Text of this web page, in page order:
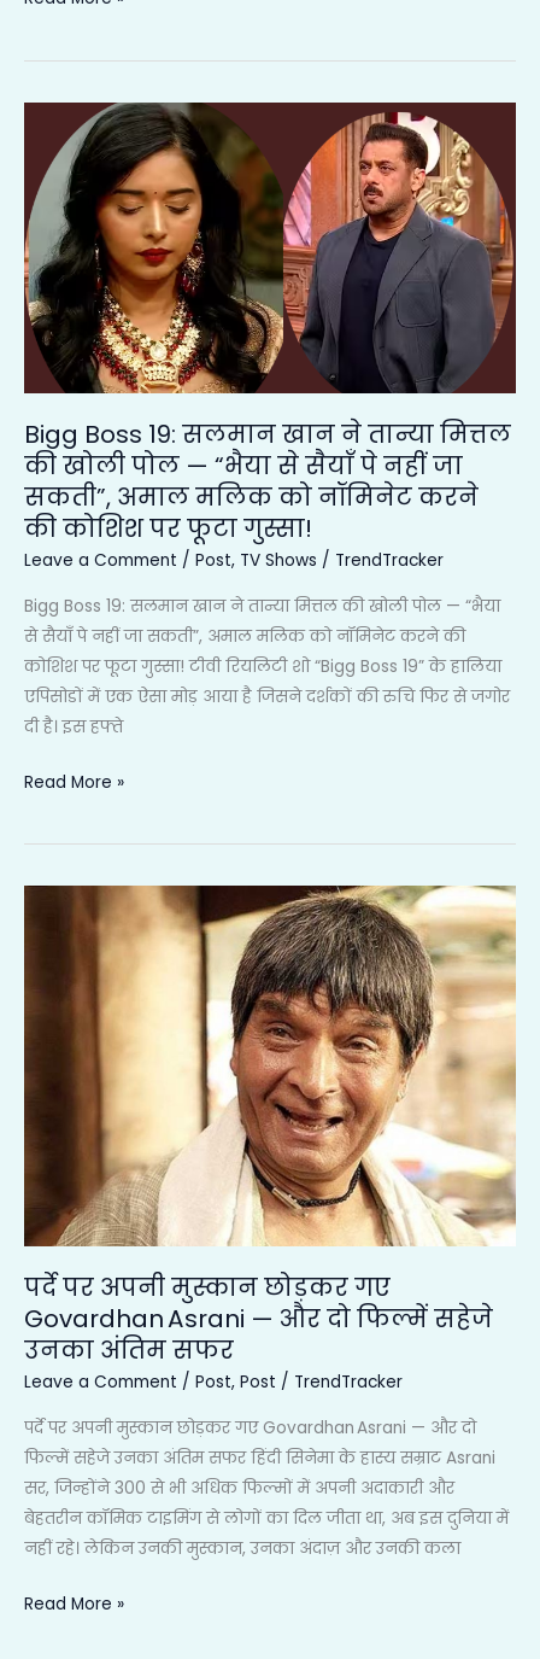
Bigg Boss 19: सलमान खान ने तान्या मित्तल
की खोली पोल — “भैया से सैयाँ पे नहीं जा
सकती”, अमाल मलिक को नॉमिनेट करने
की कोशिश पर फूटा गुस्सा!
Leave a Comment / Post, TV Shows / TrendTracker
Bigg Boss 19: सलमान खान ने तान्या मित्तल की खोली पोल — “भैया
से सैयाँ पे नहीं जा सकती”, अमाल मलिक को नॉमिनेट करने की
कोशिश पर फूटा गुस्सा! टीवी रियलिटी शो “Bigg Boss 19” के हालिया
एपिसोडों में एक ऐसा मोड़ आया है जिसने दर्शकों की रुचि फिर से जगोर
दी है। इस हफ्ते
Boss
19:
सलमान
खान
ने
तान्या
मित्तल
की
खोली
—
“भैया
से
सैयाँ
पे
नहीं
जा
सकती”,
अमाल
मलिक
नॉमिनेट
की
Read More »
पर्दे पर अपनी मुस्कान छोड़कर गए
Govardhan Asrani — और दो फिल्में सहेजे
उनका अंतिम सफर
Leave a Comment / Post, Post / TrendTracker
पर्दे पर अपनी मुस्कान छोड़कर गए Govardhan Asrani — और दो
फिल्में सहेजे उनका अंतिम सफर हिंदी सिनेमा के हास्य सम्राट Asrani
सर, जिन्होंने 300 से भी अधिक फिल्मों में अपनी अदाकारी और
बेहतरीन कॉमिक टाइमिंग से लोगों का दिल जीता था, अब इस दुनिया में
नहीं रहे। लेकिन उनकी मुस्कान, उनका अंदाज़ और उनकी कला
फिल्में
सहेजे
अंतिम
सफर
Read More »